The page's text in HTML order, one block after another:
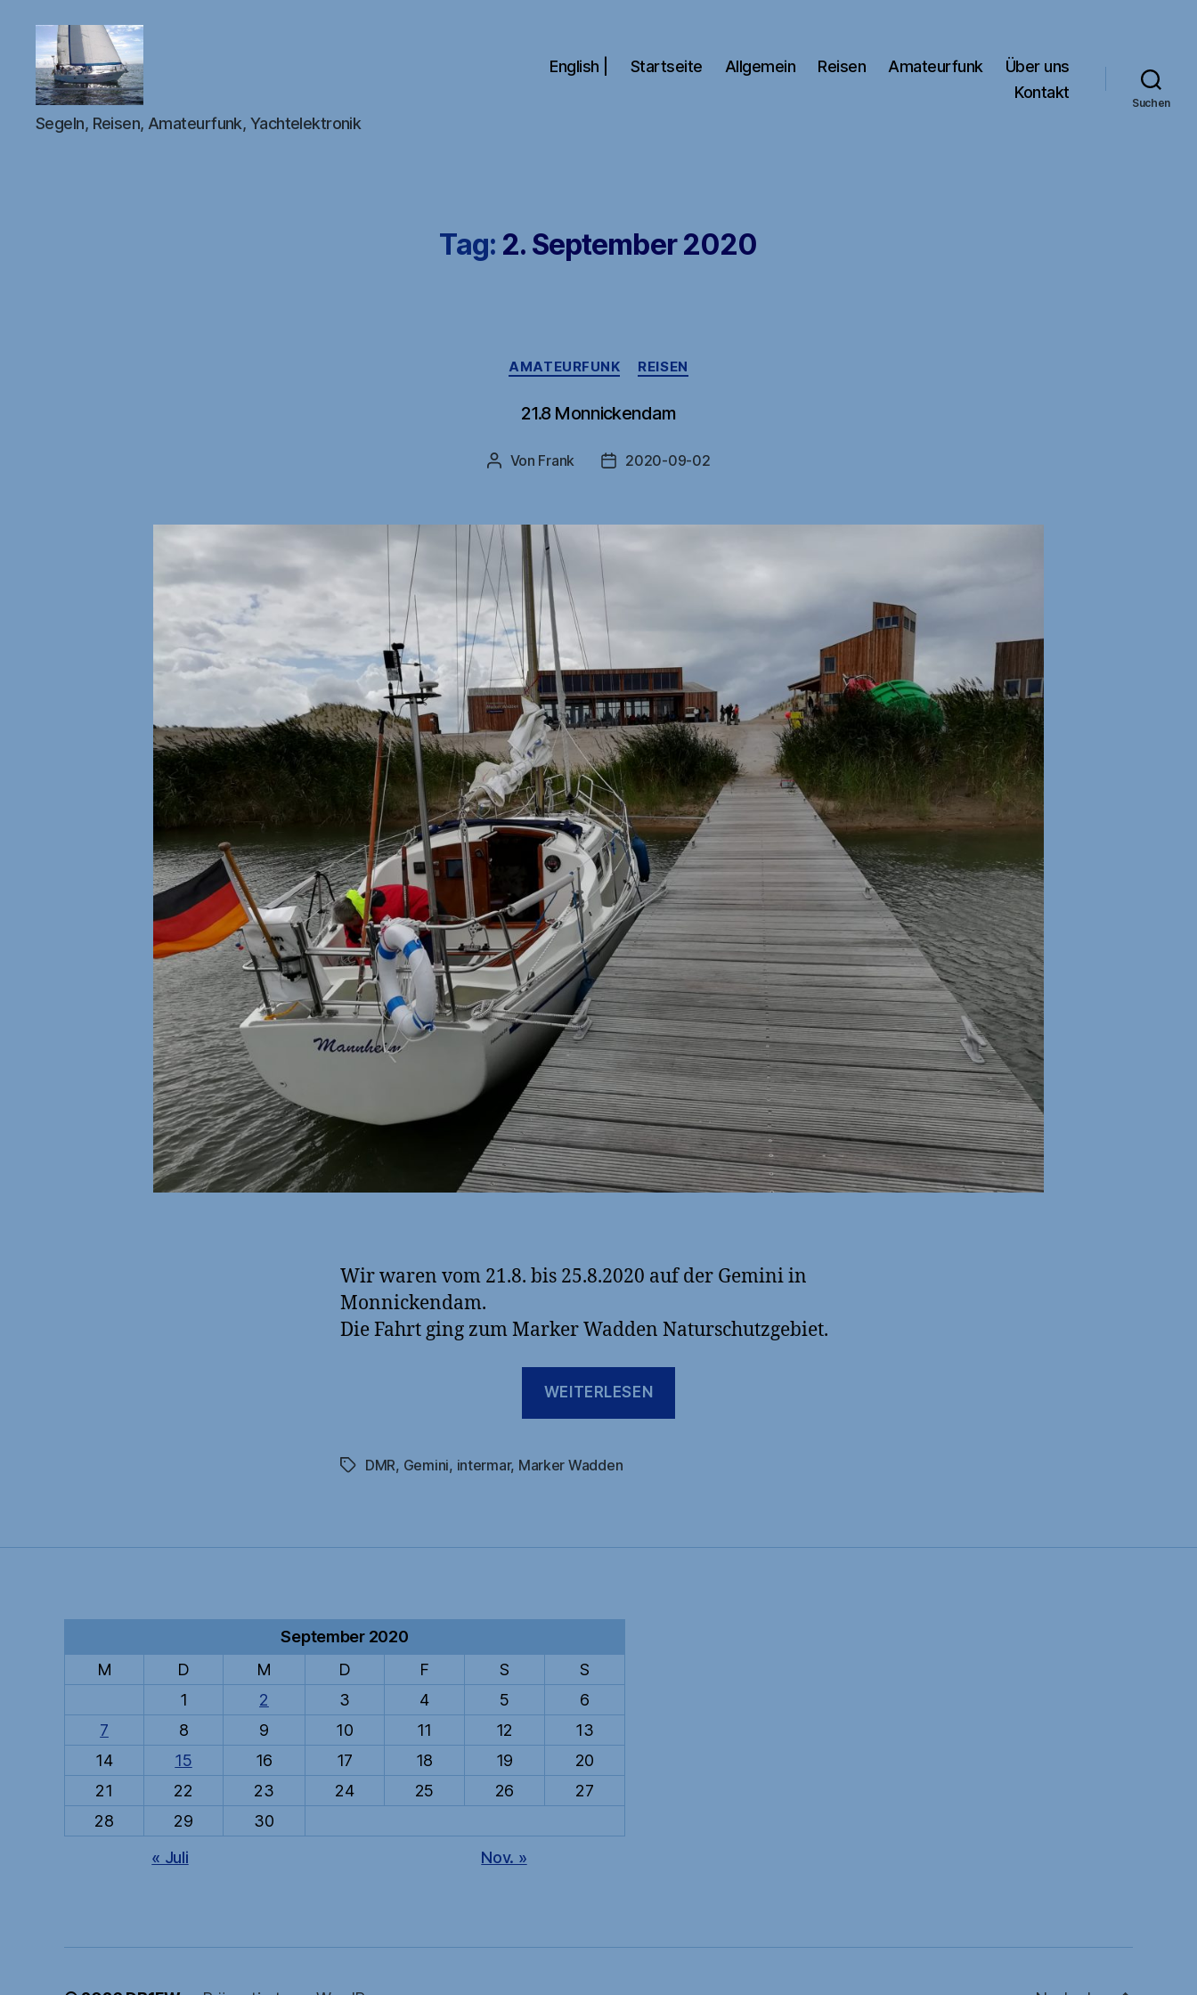
DB1FW
Segeln, Reisen, Amateurfunk, Yachtelektronik
English | Startseite Allgemein Reisen Amateurfunk
Über uns
Kontakt
Suchen
Tag: 2. September 2020
Kategorien
AMATEURFUNK REISEN
21.8 Monnickendam
Beitragsautor
Von Frank Veröffentlichungsdatum
2020-09-02
Wir waren vom 21.8. bis 25.8.2020 auf der Gemini in
Monnickendam.
Die Fahrt ging zum Marker Wadden Naturschutzgebiet.
WEITERLESEN
Schlagwörter
DMR, Gemini, intermar, Marker Wadden
September 2020
M
D M D F S
S
1
2 3 4 5
6
7
8 9 10 11 12
13
14
15 16 17 18 19
20
21
22 23 24 25 26
27
28
29
30
« Juli
Nov. »